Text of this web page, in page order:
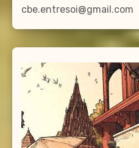
cbe.entresoi@gmail.com